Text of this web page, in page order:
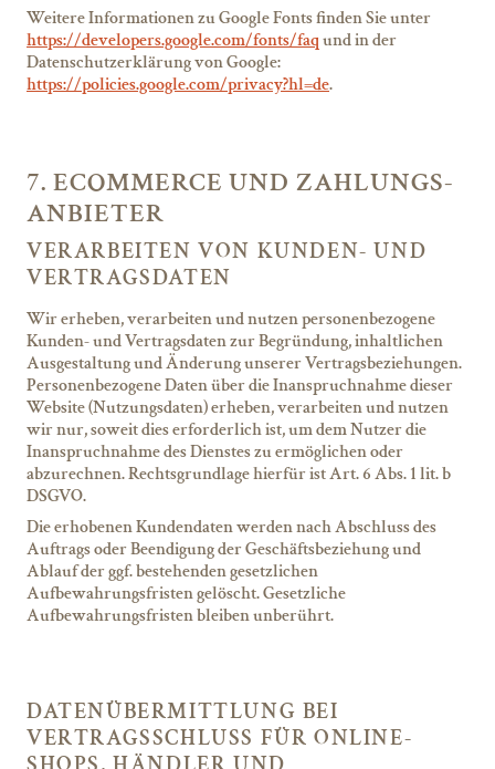
Weitere Informationen zu Google Fonts finden Sie unter
https://developers.google.com/fonts/faqund in der
Datenschutzerklärung von Google:
https://policies.google.com/privacy?hl=de.
7. ECOMMERCE UND ZAHLUNGS­
ANBIETER
VERARBEITEN VON KUNDEN- UND
VERTRAGSDATEN
Wir erheben, verarbeiten und nutzen personenbezogene
Kunden- und Vertragsdaten zur Begründung, inhaltlichen
Ausgestaltung und Änderung unserer Vertragsbeziehungen.
Personenbezogene Daten über die Inanspruchnahme dieser
Website (Nutzungsdaten) erheben, verarbeiten und nutzen
wir nur, soweit dies erforderlich ist, um dem Nutzer die
Inanspruchnahme des Dienstes zu ermöglichen oder
abzurechnen. Rechtsgrundlage hierfür ist Art. 6 Abs. 1 lit. b
DSGVO.
Die erhobenen Kundendaten werden nach Abschluss des
Auftrags oder Beendigung der Geschäftsbeziehung und
Ablauf der ggf. bestehenden gesetzlichen
Aufbewahrungsfristen gelöscht. Gesetzliche
Aufbewahrungsfristen bleiben unberührt.
DATEN­ÜBERMITTLUNG BEI
VERTRAGSSCHLUSS FÜR ONLINE-